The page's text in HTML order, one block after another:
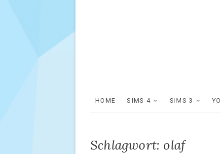
HOME SIMS 4 SIMS 3
Schlagwort: olaf